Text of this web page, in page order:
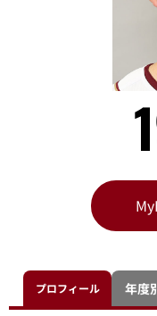
プロフィール 年度